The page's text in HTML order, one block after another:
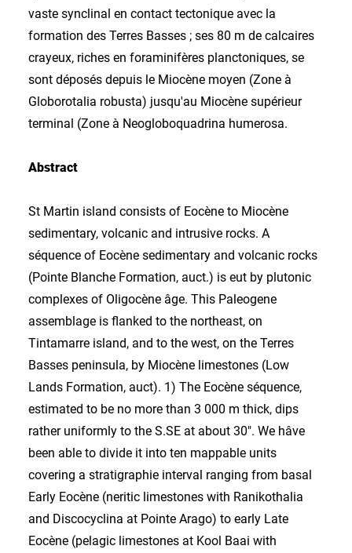
vaste synclinal en contact tectonique avec la
formation des Terres Basses ; ses 80 m de calcaires
crayeux, riches en foraminifères planctoniques, se
sont déposés depuis le Miocène moyen (Zone à
Globorotalia robusta) jusqu'au Miocène supérieur
terminal (Zone à Neogloboquadrina humerosa.
Abstract
St Martin island consists of Eocène to Miocène
sedimentary, volcanic and intrusive rocks. A
séquence of Eocène sedimentary and volcanic rocks
(Pointe Blanche Formation, auct.) is eut by plutonic
complexes of Oligocène âge. This Paleogene
assemblage is flanked to the northeast, on
Tintamarre island, and to the west, on the Terres
Basses peninsula, by Miocène limestones (Low
Lands Formation, auct). 1) The Eocène séquence,
estimated to be no more than 3 000 m thick, dips
rather uniformly to the S.SE at about 30". We hâve
been able to divide it into ten mappable units
covering a stratigraphie interval ranging from basal
Early Eocène (neritic limestones with Ranikothalia
and Discocyclina at Pointe Arago) to early Late
Eocène (pelagic limestones at Kool Baai with